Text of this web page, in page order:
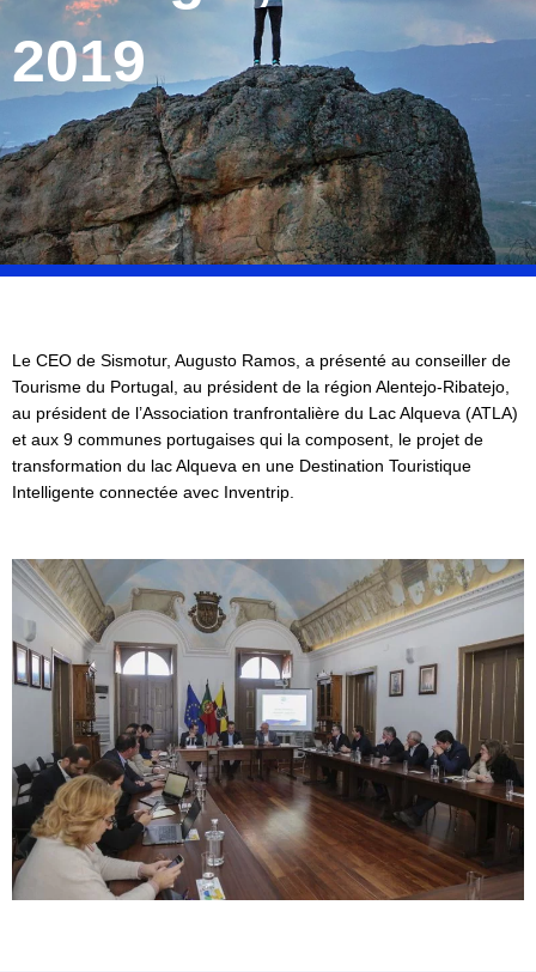
2019
Le CEO de Sismotur, Augusto Ramos, a présenté au conseiller de
Tourisme du Portugal, au président de la région Alentejo-Ribatejo,
au président de l’Association tranfrontalière du Lac Alqueva (ATLA)
et aux 9 communes portugaises qui la composent, le projet de
transformation du lac Alqueva en une Destination Touristique
Intelligente connectée avec Inventrip.